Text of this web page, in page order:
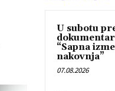
U subotu
“Sapna
nakovnja”
07.08.2026